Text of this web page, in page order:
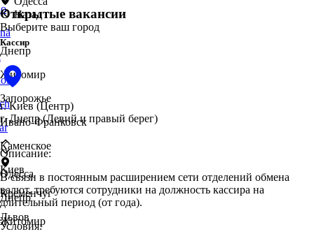
Одесса
Днепр
Житомир
Назад
Выберите ваш город
Днепр
Житомир
Запорожье
Ивано-Франковск
Каменское
Киев
Кременчуг
Львов
Открытые вакансии
Кассир
г. Киев (Центр)
г. Днепр (Левий и правый берег)
Описание:
В связи в постоянным расширением сети отделений обмена
валют, требуются сотрудники на должность кассира на
длительный период (от года).
Условия: